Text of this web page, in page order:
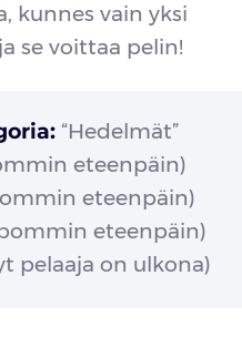
kunnes vain yksi
se voittaa pelin!
“Hedelmät”
eteenpäin)
eteenpäin)
eteenpäin)
pelaaja on ulkona)